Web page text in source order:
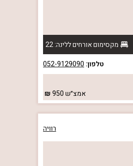
מקסימום אורחים ללינה: 22
טלפון: 052-9129090
אמצ״ש950
רוויה